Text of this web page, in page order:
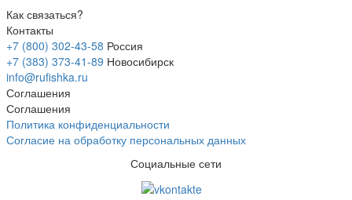
Как связаться?
Контакты
+7 (800) 302-43-58 Россия
+7 (383) 373-41-89 Новосибирск
info@rufishka.ru
Соглашения
Соглашения
Политика конфиденциальности
Согласие на обработку персональных данных
Социальные сети